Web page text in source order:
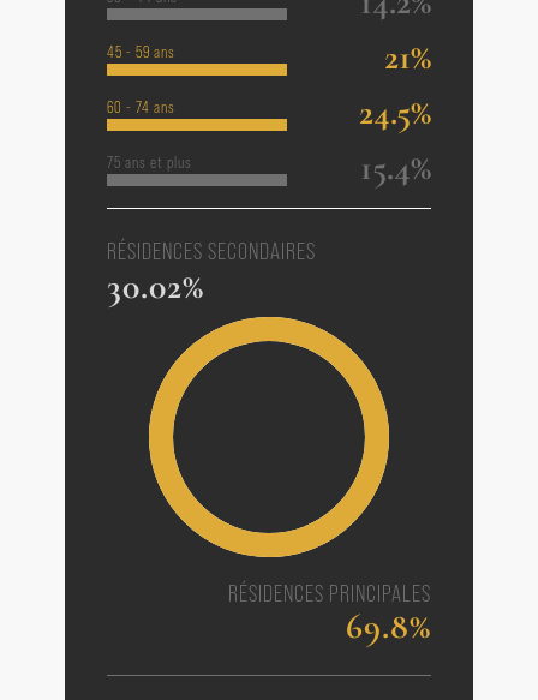
45 - 59 ans 21%
60 - 74 ans 24.5%
75 ans et plus 15.4%
RÉSIDENCES SECONDAIRES
30.02%
RÉSIDENCES PRINCIPALES
69.8%